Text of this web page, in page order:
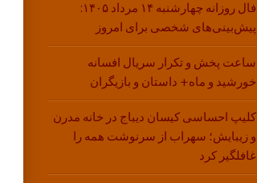
فال روزانه چهارشنبه ۱۴ مرداد ۱۴۰۵:
پیش‌بینی‌های شخصی برای امروز
ساعت پخش و تکرار سریال افسانه
خورشید و ماه+ داستان و بازیگران
کلیپ احساسی کیسان دیباج در خانه مدرن
و زیبایش؛ سهراب از سرنوشت همه را
غافلگیر کرد